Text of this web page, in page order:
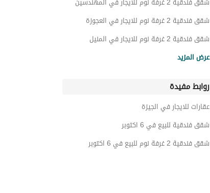
شقق فندقية للايجار في 6 اكتوبر
أسطح للايجار في 6 اكتوبر
شاليهات للايجار في 6 اكتوبر
شقق فندقية 2 غرفة نوم للايجار في العجوزة
شقق فندقية 2 غرفة نوم للايجار في المنيل
شقق فندقية 2 غرفة نوم للايجار في وسط القاهرة
شقق فندقية 2 غرفة نوم للايجار في المقطم
شقق فندقية 2 غرفة نوم للايجار في مدينة نصر
عرض المزيد
روابط مفيدة
عقارات للايجار في الجيزة
شقق فندقية للبيع في 6 اكتوبر
شقق فندقية 2 غرفة نوم للبيع في 6 اكتوبر